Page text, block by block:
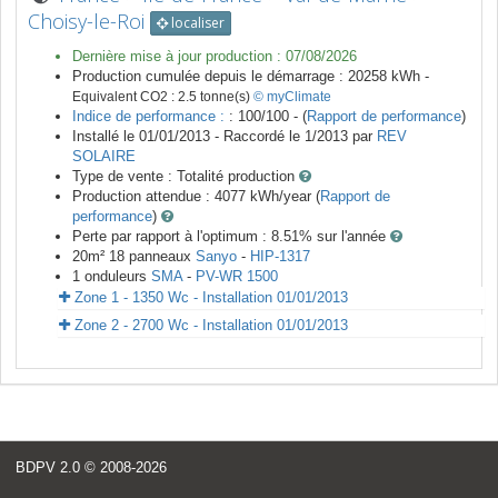
Choisy-le-Roi
localiser
Dernière mise à jour production : 07/08/2026
Production cumulée depuis le démarrage : 20258 kWh -
Equivalent CO2 : 2.5 tonne(s) © myClimate
Indice de performance : : 100/100 - (Rapport de performance)
Installé le 01/01/2013 - Raccordé le 1/2013 par REV
SOLAIRE
Type de vente : Totalité production
Production attendue : 4077 kWh/year (Rapport de
performance)
Perte par rapport à l'optimum : 8.51% sur l'année
20m² 18 panneaux Sanyo - HIP-1317
1 onduleurs SMA- PV-WR 1500
Zone 1 - 1350 Wc - Installation 01/01/2013
Zone 2 - 2700 Wc - Installation 01/01/2013
BDPV 2.0 © 2008-2026